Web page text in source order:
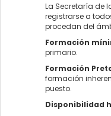
La Secretaría de
registrarse a
procedan del
Formación
primario.
Formación
formación
puesto.
Disponibilidad